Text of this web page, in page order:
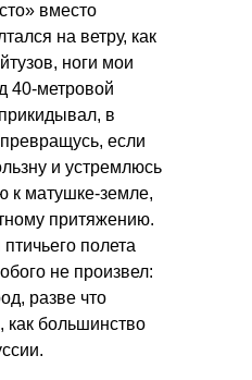
вместо
на ветру, как
ноги мои
40-метровой
в
если
и устремлюсь
к матушке-земле,
притяжению.
полета
не произвел:
разве что
как большинство